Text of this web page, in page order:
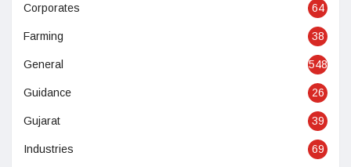
Corporates 64
Farming 38
General 548
Guidance 26
Gujarat 39
Industries 69